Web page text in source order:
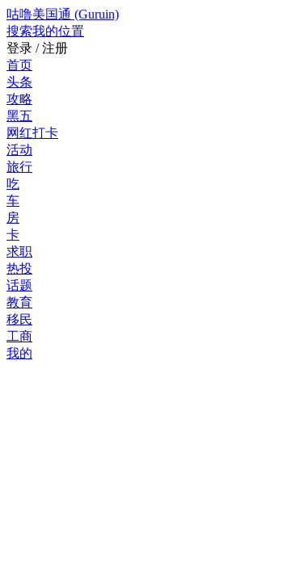
咕噜美国通 (Guruin)
搜索我的位置
登录 / 注册
首页
头条
攻略
黑五
网红打卡
活动
旅行
吃
车
房
卡
求职
热投
话题
教育
移民
工商
我的